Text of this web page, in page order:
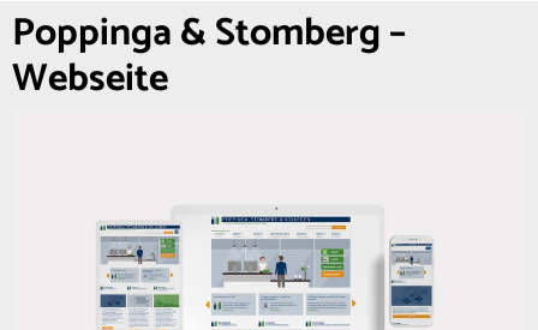
Poppinga & Stomberg –
Webseite